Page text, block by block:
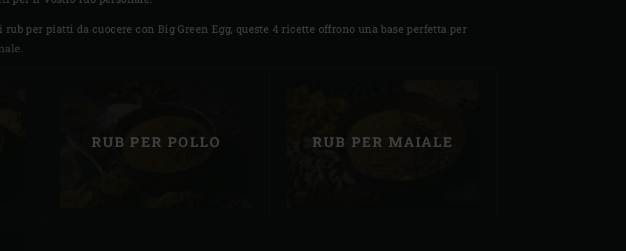
per piatti da cuocere con Big Green Egg, queste 4 ricette offrono una base perfetta per
RUB PER POLLO RUB PER MAIALE